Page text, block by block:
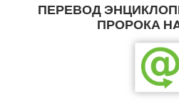
ПЕРЕВОД
ПРОРОКА